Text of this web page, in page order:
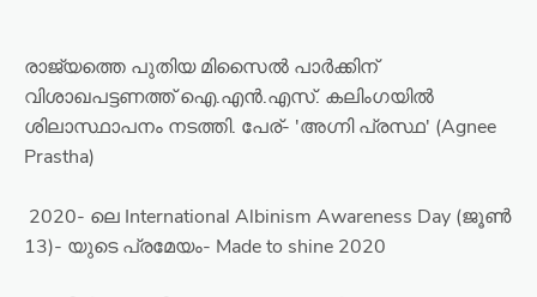
രാജ്യത്തെ പുതിയ മിസൈൽ പാർക്കിന്
വിശാഖപട്ടണത്ത് ഐ.എൻ.എസ്. കലിംഗയിൽ
ശിലാസ്ഥാപനം നടത്തി. പേര്- 'അഗ്നി പ്രസ്ഥ' (Agnee
Prastha)
2020- ലെ International Albinism Awareness Day (ജൂൺ
13)- യുടെ പ്രമേയം- Made to shine 2020